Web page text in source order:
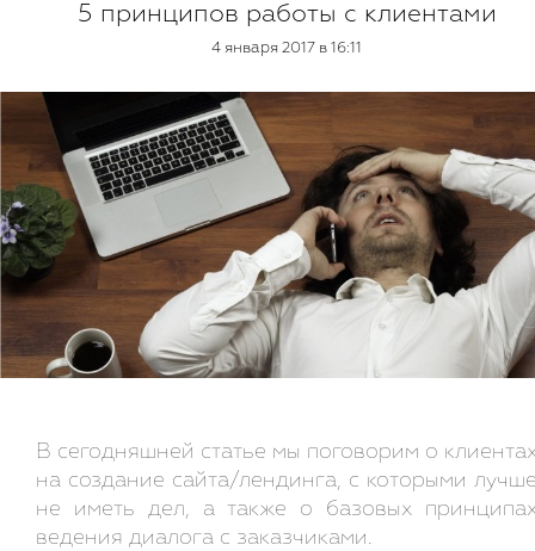
5 принципов работы с клиентами
4 января 2017 в 16:11
В сегодняшней статье мы поговорим о
на создание сайта/лендинга, с которыми
не иметь дел, а также о базовых
ведения диалога с заказчиками.